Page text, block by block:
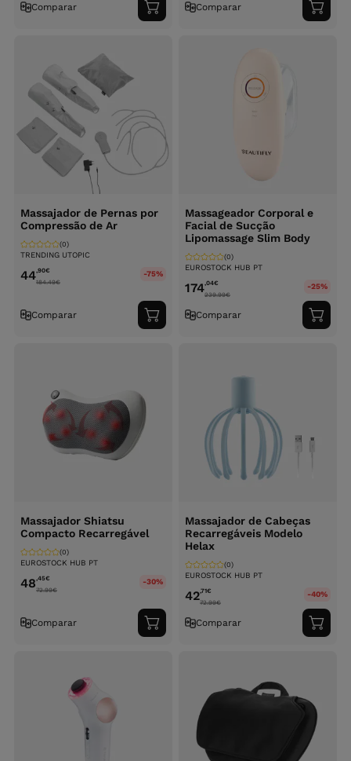
Comparar
Adicionar
ao
Comparar
ao
Massajador de Pernas por
Compressão de Ar
TRENDING UTOPIC
(0)
44,90€
184.49€
-75%
Comparar
Adicionar
ao
Massageador Corporal e
Facial de Sucção
Lipomassage Slim Body
EUROSTOCK HUB PT
(0)
174,04€
239.99€
-25%
Comparar
ao
Massajador Shiatsu
Compacto Recarregável
EUROSTOCK HUB PT
(0)
48,45€
72.99€
-30%
Comparar
Adicionar
ao
Massajador de Cabeças
Recarregáveis Modelo
Helax
EUROSTOCK HUB PT
(0)
42,71€
72.99€
-40%
Comparar
ao